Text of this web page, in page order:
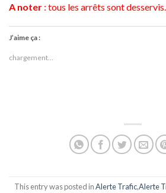
A noter : tous les arrêts sont desservis.
J’aime ça :
chargement…
This entry was posted inAlerte Trafic,Alerte